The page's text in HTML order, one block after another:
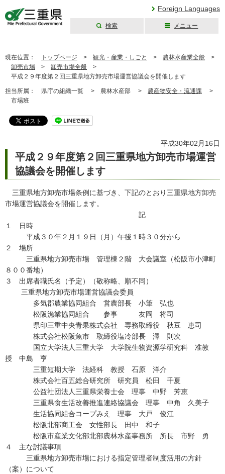
Foreign Languages
検索 メニュー
現在位置： トップページ > 観光・産業・しごと > 農林水産業全般 >
卸売市場 > 卸売市場全般 >
平成２９年度第２回三重県地方卸売市場運営協議会を開催します
担当所属： 県庁の組織一覧 > 農林水産部 > 農産物安全・流通課 >
市場班
平成30年02月16日
平成２９年度第２回三重県地方卸売市場運営
協議会を開催します
三重県地方卸売市場条例に基づき、下記のとおり三重県地方卸売
市場運営協議会を開催します。
記
１ 日時
平成３０年２月１９日（月）午後１時３０分から
２ 場所
三重県地方卸売市場 管理棟２階 大会議室（松阪市小津町
８００番地）
３ 出席者職氏名（予定）（敬称略、順不同）
三重県地方卸売市場運営協議会委員
多気郡農業協同組合 営農部長 小筆 弘也
松阪漁業協同組合 参事 友岡 将司
県印三重中央青果株式会社 専務取締役 秋豆 恵司
株式会社松阪魚市 取締役塩冷部長 澤 則次
国立大学法人三重大学 大学院生物資源学研究科 准教
授 中島 亨
三重短期大学 法経科 教授 石原 洋介
株式会社百五総合研究所 研究員 松田 千夏
公益社団法人三重県栄養士会 理事 中野 芳恵
三重県食生活改善推進連絡協議会 理事 中角 久美子
生活協同組合コープみえ 理事 大戸 俊江
松阪北部商工会 女性部長 田中 和子
松阪市産業文化部北部農林水産事務所 所長 市野 勇
４ 主な討議事項
三重県地方卸売市場における指定管理者制度活用の方針
（案）について